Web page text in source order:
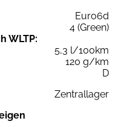
Euro6d
4 (Green)
WLTP:
5,3 l/100km
120 g/km
D
Zentrallager